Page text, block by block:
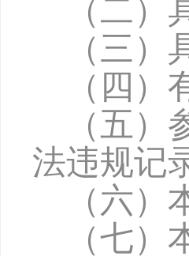
（二
（三
（四
（五
法违规记
（六
（七